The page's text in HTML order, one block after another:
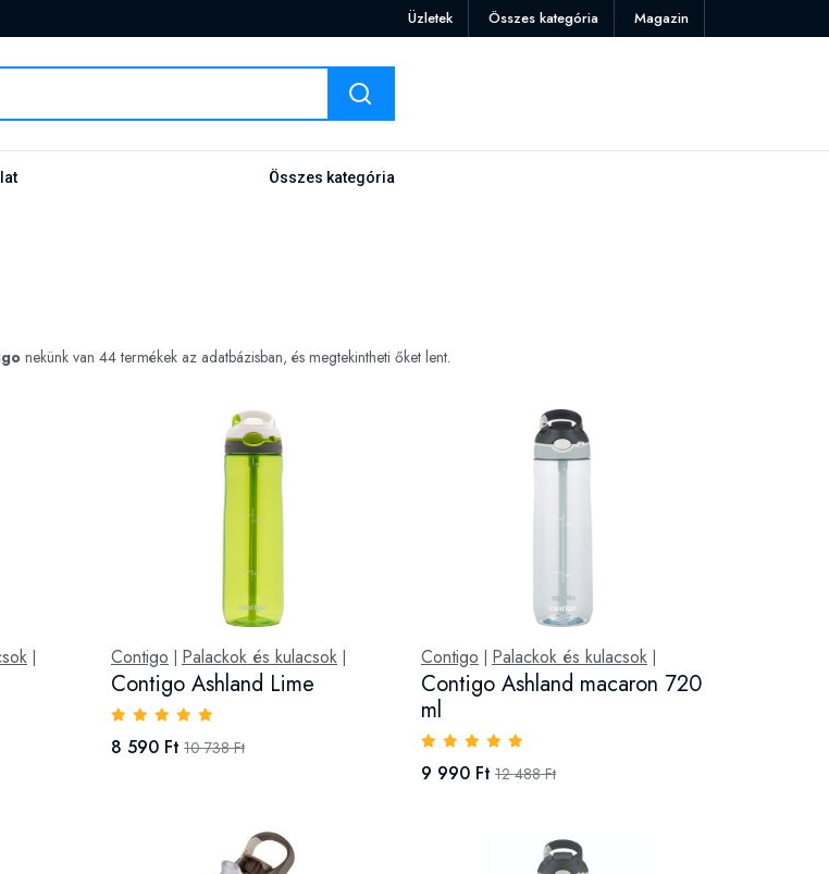
Üzletek Összes kategória Magazin
Összes kategória
nekünk van 44 termékek az adatbázisban, és megtekintheti őket lent.
Contigo Palackok és kulacsok|
Contigo Ashland Lime
8 590 Ft 10 738 Ft
Contigo Palackok és kulacsok|
Contigo Ashland macaron 720
ml
9 990 Ft 12 488 Ft